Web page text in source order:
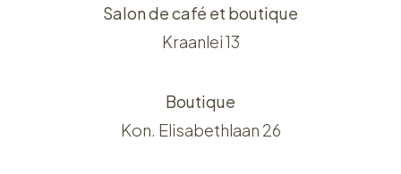
Salon de café et boutique
Kraanlei 13
Boutique
Kon. Elisabethlaan 26